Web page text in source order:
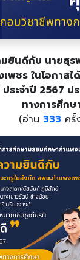
ยินดีกับ นายสุ
พชร ในโอกาสไ
ระจำปี 2567 ป
ทางการศึกษ
(อ่าน 333 ครั้